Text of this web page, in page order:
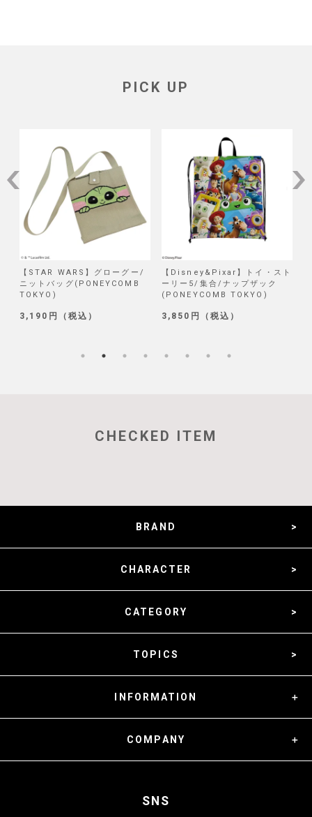
PICK UP
【STAR WARS】グローグー/
ニットバッグ(PONEYCOMB
TOKYO)
3,190円（税込）
【Disney&Pixar】トイ・スト
ーリー5/集合/ナップザック
(PONEYCOMB TOKYO)
3,850円（税込）
CHECKED ITEM
BRAND
CHARACTER
CATEGORY
TOPICS
INFORMATION
COMPANY
SNS